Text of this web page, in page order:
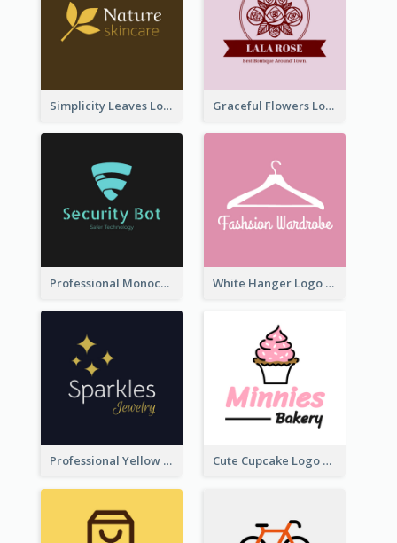
Simplicity Leaves Logo For Body Care Store Graceful Flowers Logo In Round Shape
Professional Monochrome Logo For Security Services White Hanger Logo For Clothes Store
Professional Yellow And White Sparkles Jewelry Logo Cute Cupcake Logo For Bakery